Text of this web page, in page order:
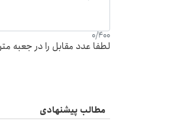
0/400
لطفا عدد مقابل را در جعبه
مطالب پیشنهادی